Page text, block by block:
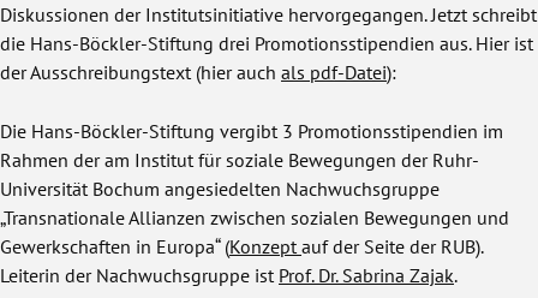
Diskussionen der Institutsinitiative hervorgegangen. Jetzt schreibt
die Hans-Böckler-Stiftung drei Promotionsstipendien aus. Hier ist
der Ausschreibungstext (hier auch als pdf-Datei):
Die Hans-Böckler-Stiftung vergibt 3 Promotionsstipendien im
Rahmen der am Institut für soziale Bewegungen der Ruhr-
Universität Bochum angesiedelten Nachwuchsgruppe
„Transnationale Allianzen zwischen sozialen Bewegungen und
Gewerkschaften in Europa“ (Konzeptauf der Seite der RUB).
Leiterin der Nachwuchsgruppe ist Prof. Dr. Sabrina Zajak.